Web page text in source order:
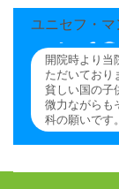
ユニセフ・
開院時より当
ただいており
貧しい国の子
微力ながらも
科の願いです。